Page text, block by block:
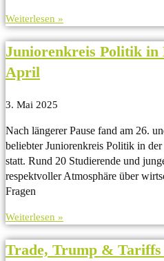
Weiterlesen »
Juniorenkreis Politik in
April
3. Mai 2025
Nach längerer Pause fand am 26.
beliebter Juniorenkreis Politik in
statt. Rund 20 Studierende und
respektvoller Atmosphäre über
Fragen
Weiterlesen »
Trade, Trump & Tariffs